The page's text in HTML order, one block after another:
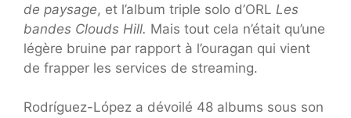
de paysage, et l’album triple solo d’ORL Les
bandes Clouds Hill. Mais tout cela n’était qu’une
légère bruine par rapport à l’ouragan qui vient
de frapper les services de streaming.
Rodríguez-López a dévoilé 48 albums sous son